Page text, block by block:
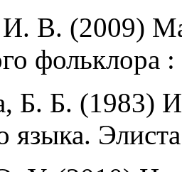
И. В. (2009)
Б. Б. (1983)
языка.